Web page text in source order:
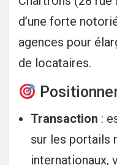
d’une forte
agences pour
de locataires.
Transaction :
sur les portails
internationaux,